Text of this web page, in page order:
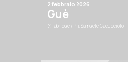
2 febbraio 2026
Guè
@Fabrique / Ph. Samuele Cacucciolo